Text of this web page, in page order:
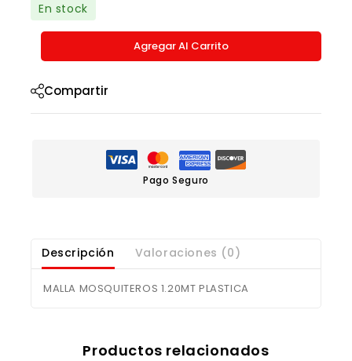
En stock
Agregar Al Carrito
Compartir
Pago Seguro
Descripción Valoraciones (0)
MALLA MOSQUITEROS 1.20MT PLASTICA
Productos relacionados